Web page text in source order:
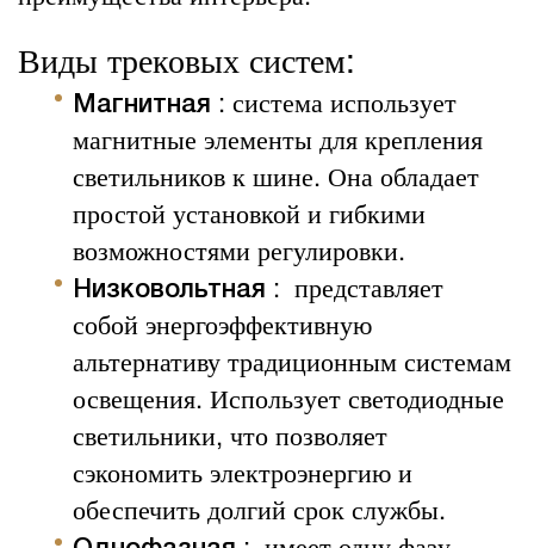
Виды трековых систем:
Магнитная : система использует
магнитные элементы для крепления
светильников к шине. Она обладает
простой установкой и гибкими
возможностями регулировки.
Низковольтная : представляет
собой энергоэффективную
альтернативу традиционным системам
освещения. Использует светодиодные
светильники, что позволяет
сэкономить электроэнергию и
обеспечить долгий срок службы.